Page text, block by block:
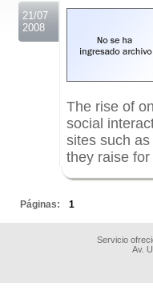
21/07
2008
The rise of
social
sites such
they raise
Páginas: 1
Servicio
Av.